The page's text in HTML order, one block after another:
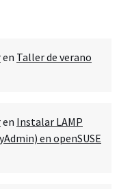
en Taller de verano
en Instalar LAMP
en openSUSE